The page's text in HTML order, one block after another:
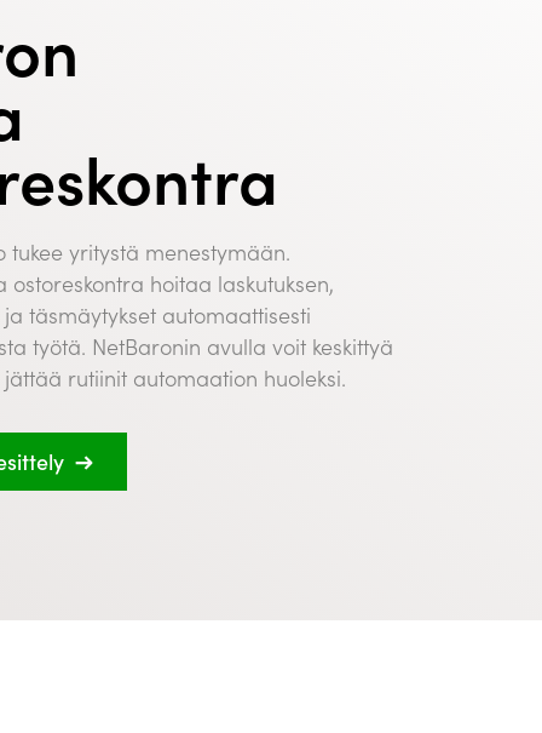
tukee yritystä menestymään.
hoitaa laskutuksen,
täsmäytykset automaattisesti
työtä. NetBaronin avulla voit keskittyä
rutiinit automaation huoleksi.